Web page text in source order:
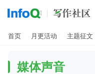
首页 月更活动 主题征文
媒体声音